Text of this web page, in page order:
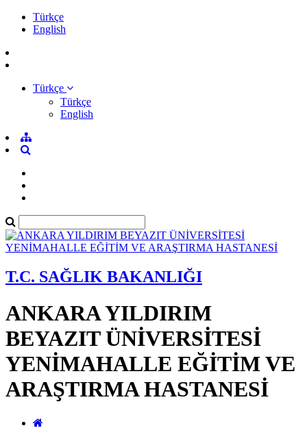
Türkçe
English
Türkçe
Türkçe
English
T.C. SAĞLIK BAKANLIĞI
ANKARA YILDIRIM
BEYAZIT ÜNİVERSİTESİ
YENİMAHALLE EĞİTİM VE
ARAŞTIRMA HASTANESİ